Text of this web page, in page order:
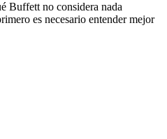
Buffett no considera nada
es necesario entender mejor